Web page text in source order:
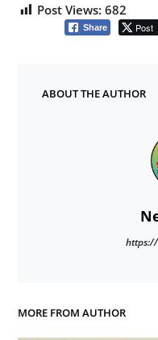
Post Views: 682
Share Post
ABOUT THE AUTHOR
MORE FROM AUTHOR